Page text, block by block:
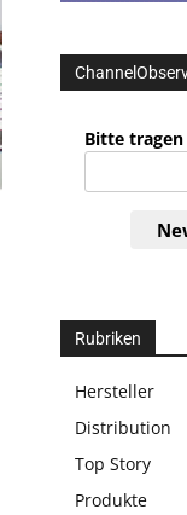
Bitte tragen
Rubriken
Hersteller
Distribution
Top Story
Produkte